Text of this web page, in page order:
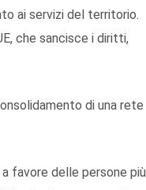
ai servizi del territorio.
che sancisce i diritti,
di una rete
favore delle persone più